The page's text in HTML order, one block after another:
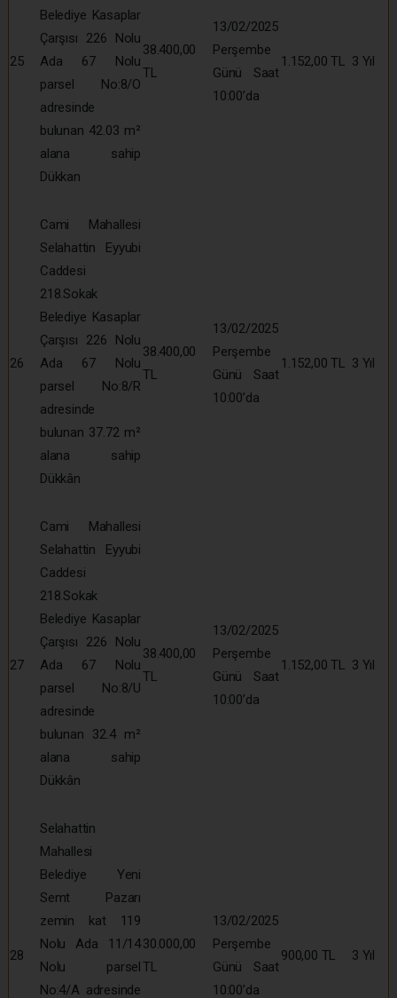
25
Belediye Kasaplar
Çarşısı 226 Nolu
Ada 67 Nolu
parsel No:8/O
adresinde
bulunan 42.03 m²
alana sahip
Dükkan
38.400,00
TL
13/02/2025
Perşembe
Günü Saat
10:00’da
1.152,00 TL 3 Yıl
26
Cami Mahallesi
Selahattin Eyyubi
Caddesi
218.Sokak
Belediye Kasaplar
Çarşısı 226 Nolu
Ada 67 Nolu
parsel No:8/R
adresinde
bulunan 37.72 m²
alana sahip
Dükkân
38.400,00
TL
13/02/2025
Perşembe
Günü Saat
10:00’da
1.152,00 TL 3 Yıl
27
Cami Mahallesi
Selahattin Eyyubi
Caddesi
218.Sokak
Belediye Kasaplar
Çarşısı 226 Nolu
Ada 67 Nolu
parsel No:8/U
adresinde
bulunan 32.4 m²
alana sahip
Dükkân
38.400,00
TL
13/02/2025
Perşembe
Günü Saat
10:00’da
1.152,00 TL 3 Yıl
28
Selahattin
Mahallesi
Belediye Yeni
Semt Pazarı
zemin kat 119
Nolu Ada 11/14
Nolu parsel
No:4/A adresinde
30.000,00
TL
13/02/2025
Perşembe
Günü Saat
10:00’da
900,00 TL 3 Yıl